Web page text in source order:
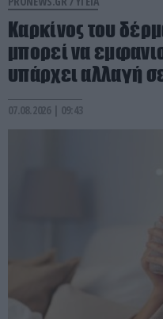
Καρκίνος του
μπορεί να
υπάρχει αλλαγή
07.08.2026 | 09:43